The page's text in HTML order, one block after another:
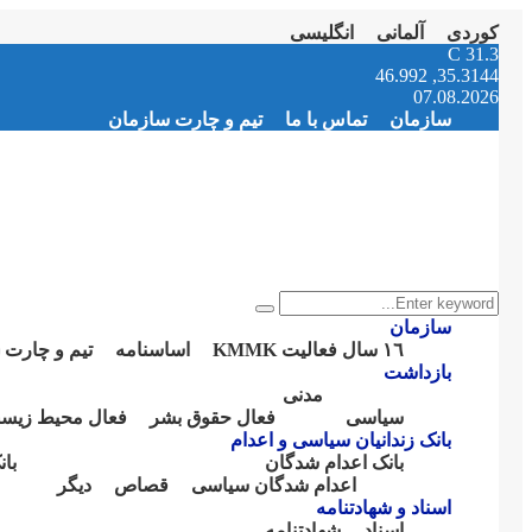
کوردی آلمانی
انگلیسی
Facebook
Twitter
Instagram
Youtube
Email
Telegram
31.3
C
35.3144, 46.992
07.08.2026
سازمان
تماس با ما تیم و چارت سازمان
Search
for:
Search
سازمان
١٦ سال فعالیت KMMK
اساسنامە تیم و
بازداشت
سیاسی
مدنی
فعال حقوق بشر
فعال محیط
بانک زندانیان سیاسی و اعدام
بانک اعدام شدگان
اعدام شدگان سیاسی
قصاص دیگر
اسناد و شهادتنامە